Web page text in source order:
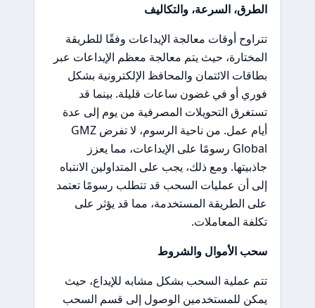
الطرق، السرعة، والتكاليف
تتراوح أوقات معالجة الإيداعات وفقًا للطريقة
المختارة، حيث يتم معالجة معظم الإيداعات عبر
بطاقات الائتمان والمحافظ الإلكترونية بشكل
فوري أو في غضون ساعات قليلة. بينما قد
تستغرق التحويلات المصرفية من يوم إلى عدة
أيام عمل. من ناحية الرسوم، لا تفرض GMZ
Global رسومًا على الإيداعات، مما يعزز
جاذبيتها. ومع ذلك، يجب على المتداولين الانتباه
إلى أن عمليات السحب قد تتطلب رسومًا تعتمد
على الطريقة المستخدمة، مما قد يؤثر على
تكلفة المعاملات.
سحب الأموال والشروط
تتم عملية السحب بشكل مشابه للإيداع، حيث
يمكن للمستخدمين الوصول إلى قسم السحب